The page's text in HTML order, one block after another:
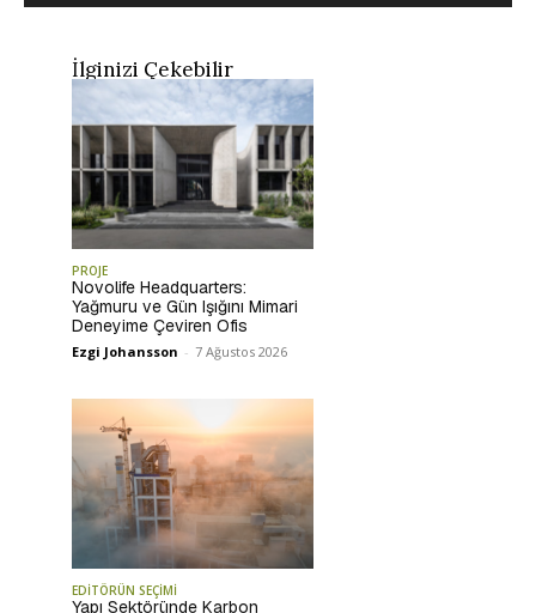
İlginizi Çekebilir
PROJE
Novolife Headquarters:
Yağmuru ve Gün Işığını Mimari
Deneyime Çeviren Ofis
Ezgi Johansson - 7 Ağustos 2026
EDİTÖRÜN SEÇİMİ
Yapı Sektöründe Karbon